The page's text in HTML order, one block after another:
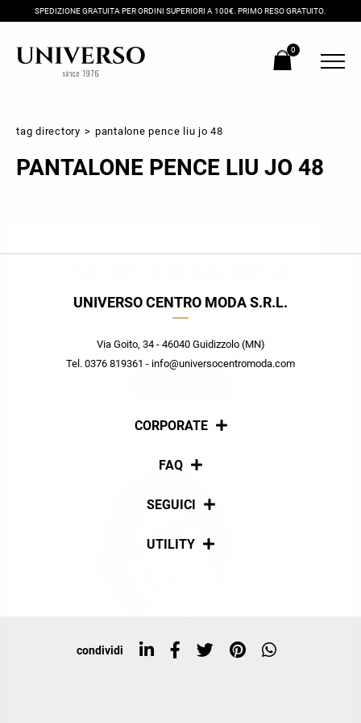
SPEDIZIONE GRATUITA PER ORDINI SUPERIORI A 100€. PRIMO RESO GRATUITO.
0
tag directory > pantalone pence liu jo 48
PANTALONE PENCE LIU JO 48
UNIVERSO CENTRO MODA S.R.L.
Via Goito, 34 - 46040 Guidizzolo (MN)
Tel. 0376 819361 - info@universocentromoda.com
CORPORATE
Chi siamo
FAQ
Pagamenti
SEGUICI
Social
UTILITY
Top ricerche
condividi
Ricevi subito il tuo promocode con lo sconto del 20% su tutti i
nuovi arrivi utilizzabile anche in negozio!
scopri in anteprima le offerte in esclusiva a te riservate.